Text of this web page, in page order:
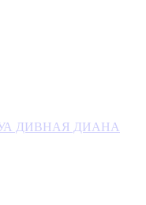
ДИВНАЯ ДИАНА